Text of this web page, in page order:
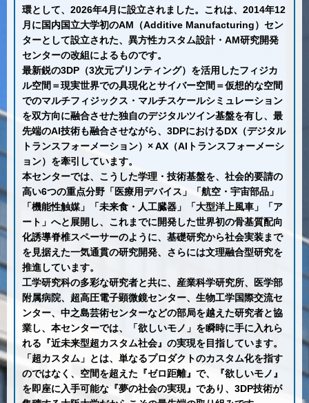
環として、2026年4月に設立されました。これは、2014年12
月に国内国立大学初のAM（Additive Manufacturing）セン
ターとして設立された、異方性カスタム設計・AM研究開発
センターの改組によるものです。
最新鋭の3DP（3次元プリンティング）を活用したフィジカ
ル空間＝現実世界での具現化とサイバー空間＝仮想的な空間
でのマルチフィジックス・マルチスケールシミュレーション
を双方向に融合させた独自のデジタルツイン基盤を有し、最
先端のAI技術も融合させながら、3DPにおけるDX（デジタル
トランスフォーメーション）× AX（AIトランスフォーメーシ
ョン）を牽引しています。
本センターでは、こうした学理・技術基盤を、社会的要請の
高い6つの重点分野「医療用デバイス」「航空・宇宙部品」
「機能性触媒」「未来食・人工臓器」「大型洋上風車」「ア
ート」へと展開し、これまでに開発した世界初の骨基質配向
化誘導脊椎スペーサーのように、基礎研究から社会実装まで
を見据えた一気通貫の研究開発、さらには文理融合型研究を
推進しています。
工学研究科の多彩な研究者と共に、産業科学研究所、医学部
附属病院、超高圧電子顕微鏡センター、生物工学国際交流セ
ンター、中之島芸術センターなどの部局を越えた研究者と協
業し、本センターでは、「欲しいモノ」を瞬時に手に入れら
れる『近未来型超カスタム社会』の実現を目指しています。
「超カスタム」とは、単なるプロダクトのカスタム化を指す
のではなく、空間を超えた『ゼロ距離』で、『欲しいモノ』
を即座に入手可能な『夢の社会の実現』であり、3DP技術が